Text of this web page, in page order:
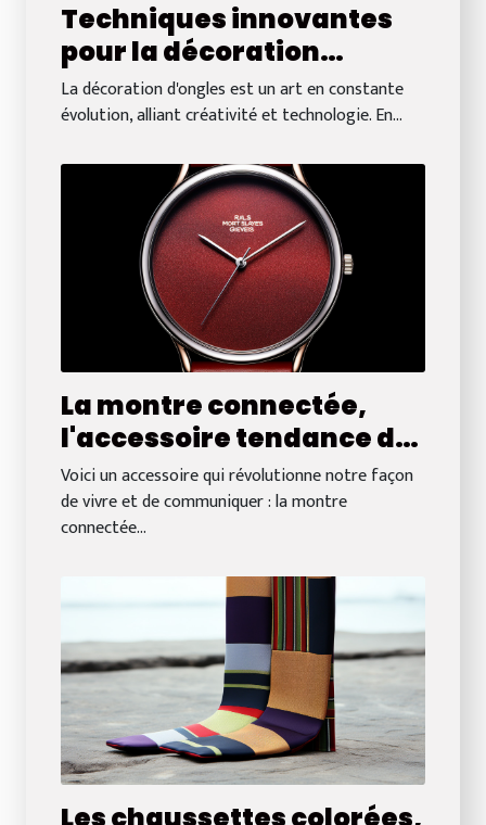
Techniques innovantes
pour la décoration
d'ongles en 2024
La décoration d'ongles est un art en constante
évolution, alliant créativité et technologie. En...
La montre connectée,
l'accessoire tendance du
moment
Voici un accessoire qui révolutionne notre façon
de vivre et de communiquer : la montre
connectée...